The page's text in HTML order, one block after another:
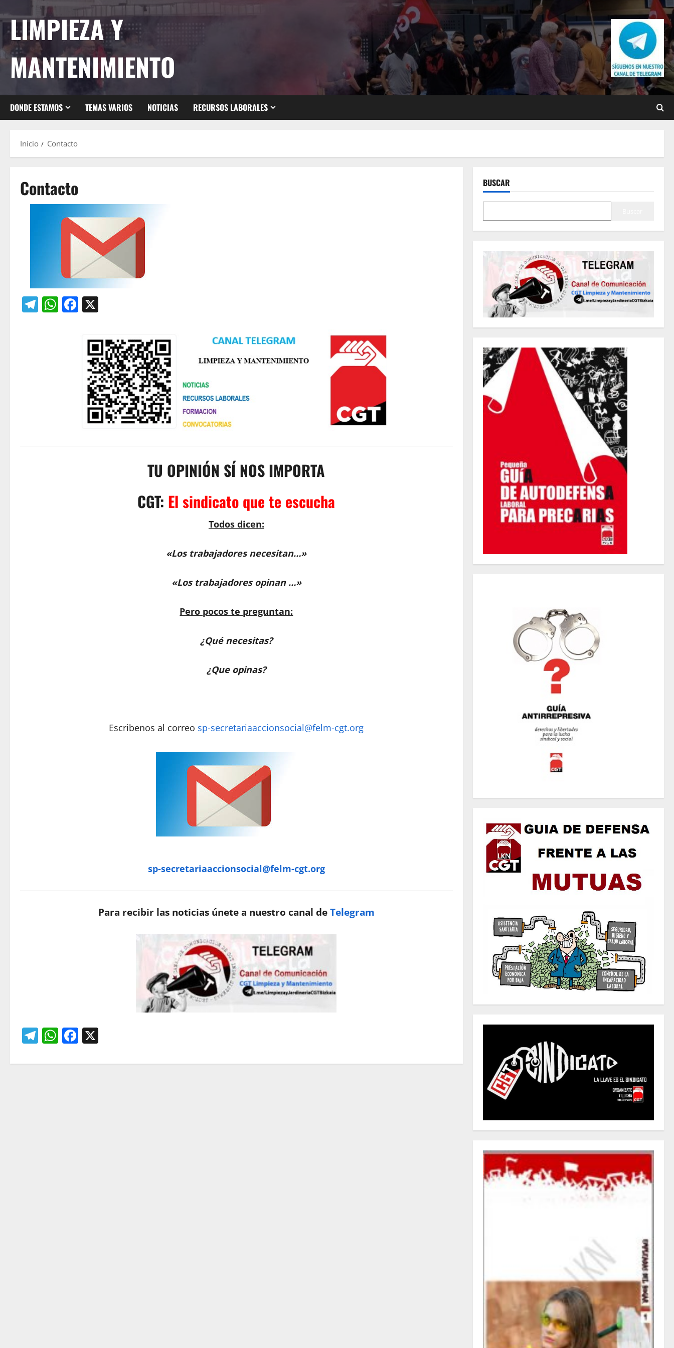
al
contenido
LIMPIEZA Y
MANTENIMIENTO
DONDE ESTAMOS TEMAS VARIOS NOTICIAS RECURSOS LABORALES
Inicio Contacto
Contacto
Telegram
WhatsApp
Facebook
TU OPINIÓN SÍ NOS IMPORTA
CGT: El sindicato que te escucha
Todos dicen:
«Los trabajadores necesitan…»
«Los trabajadores opinan …»
Pero pocos te preguntan:
¿Qué necesitas?
¿Que opinas?
Escribenos al correo sp-secretariaaccionsocial@felm-cgt.org
sp-secretariaaccionsocial@felm-cgt.org
Para recibir las noticias únete a nuestro canal de Telegram
Telegram
WhatsApp
Facebook
BUSCAR